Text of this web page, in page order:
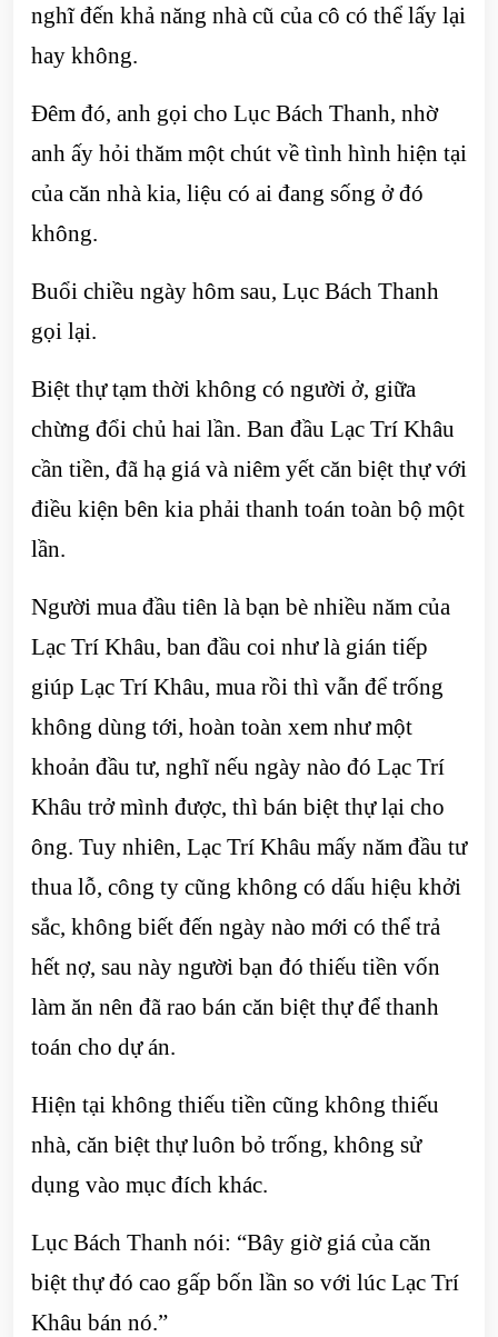
nghĩ đến khả năng nhà cũ của cô có thể lấy lại
hay không.
Đêm đó, anh gọi cho Lục Bách Thanh, nhờ
anh ấy hỏi thăm một chút về tình hình hiện tại
của căn nhà kia, liệu có ai đang sống ở đó
không.
Buổi chiều ngày hôm sau, Lục Bách Thanh
gọi lại.
Biệt thự tạm thời không có người ở, giữa
chừng đổi chủ hai lần. Ban đầu Lạc Trí Khâu
cần tiền, đã hạ giá và niêm yết căn biệt thự với
điều kiện bên kia phải thanh toán toàn bộ một
lần.
Người mua đầu tiên là bạn bè nhiều năm của
Lạc Trí Khâu, ban đầu coi như là gián tiếp
giúp Lạc Trí Khâu, mua rồi thì vẫn để trống
không dùng tới, hoàn toàn xem như một
khoản đầu tư, nghĩ nếu ngày nào đó Lạc Trí
Khâu trở mình được, thì bán biệt thự lại cho
ông. Tuy nhiên, Lạc Trí Khâu mấy năm đầu tư
thua lỗ, công ty cũng không có dấu hiệu khởi
sắc, không biết đến ngày nào mới có thể trả
hết nợ, sau này người bạn đó thiếu tiền vốn
làm ăn nên đã rao bán căn biệt thự để thanh
toán cho dự án.
Hiện tại không thiếu tiền cũng không thiếu
nhà, căn biệt thự luôn bỏ trống, không sử
dụng vào mục đích khác.
Lục Bách Thanh nói: “Bây giờ giá của căn
biệt thự đó cao gấp bốn lần so với lúc Lạc Trí
Khâu bán nó.”